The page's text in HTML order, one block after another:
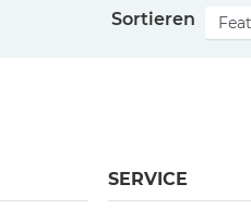
Sortieren
SERVICE